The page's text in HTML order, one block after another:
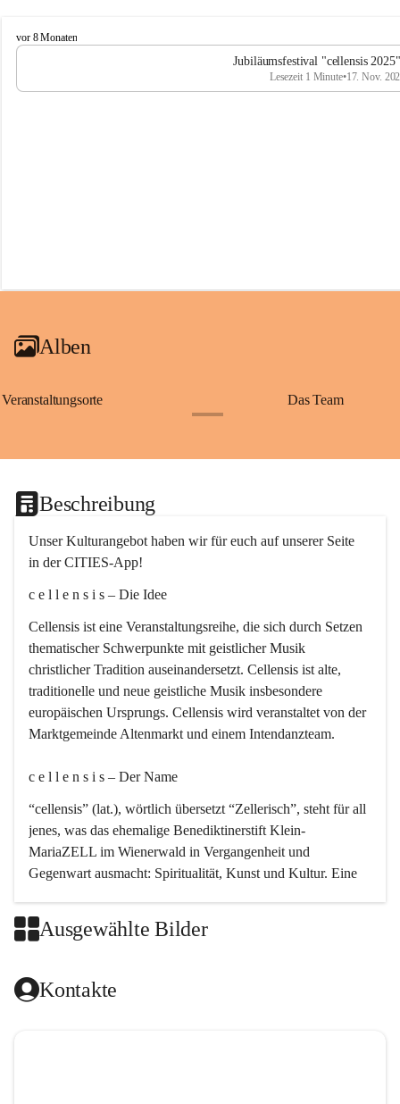
C
e
l
vor 8 Monaten
Jubiläumsfestival "cellensis
Lesezeit 1 Minute•17. Nov.
Alben
Veranstaltungsorte Das Team
Beschreibung
Unser Kulturangebot haben wir für euch auf unserer Seite
in der CITIES-App!
c e l l e n s i s – Die Idee
Cellensis ist eine Veranstaltungsreihe, die sich durch Setzen
thematischer Schwerpunkte mit geistlicher Musik
christlicher Tradition auseinandersetzt. Cellensis ist alte,
traditionelle und neue geistliche Musik insbesondere
europäischen Ursprungs. Cellensis wird veranstaltet von der
Marktgemeinde Altenmarkt und einem Intendanzteam.
c e l l e n s i s – Der Name
“cellensis” (lat.), wörtlich übersetzt “Zellerisch”, steht für all
jenes, was das ehemalige Benediktinerstift Klein-
MariaZELL im Wienerwald in Vergangenheit und
Gegenwart ausmacht: Spiritualität, Kunst und Kultur. Eine
Kirchenmusik, dem kunstvollen Lob Gottes.
Das kirchenmusikalische Festival Cellensis wird seit dem
Ausgewählte Bilder
Kontakte